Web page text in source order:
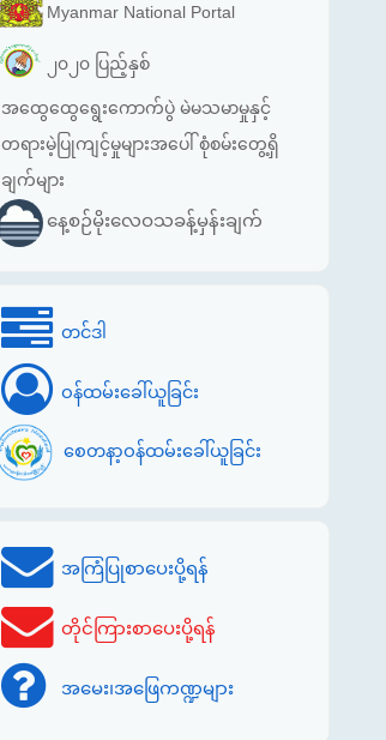
Myanmar National Portal
၂၀၂၀ ပြည့်နှစ်
အထွေထွေရွေးကောက်ပွဲ မဲမသမာမှုနှင့်
တရားမဲ့ပြုကျင့်မှုများအပေါ် စုံစမ်းတွေ့ရှိ
ချက်များ
နေ့စဉ်မိုးလေဝသခန့်မှန်းချက်
တင်ဒါ
ဝန်ထမ်းခေါ်ယူခြင်း
စေတနာ့ဝန်ထမ်းခေါ်ယူခြင်း
အကြံပြုစာပေးပို့ရန်
တိုင်ကြားစာပေးပို့ရန်
အမေး၊အဖြေကဏ္ဍများ